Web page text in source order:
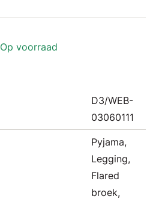
Op voorraad
D3/WEB-
03060111
Pyjama,
Legging,
Flared
broek,